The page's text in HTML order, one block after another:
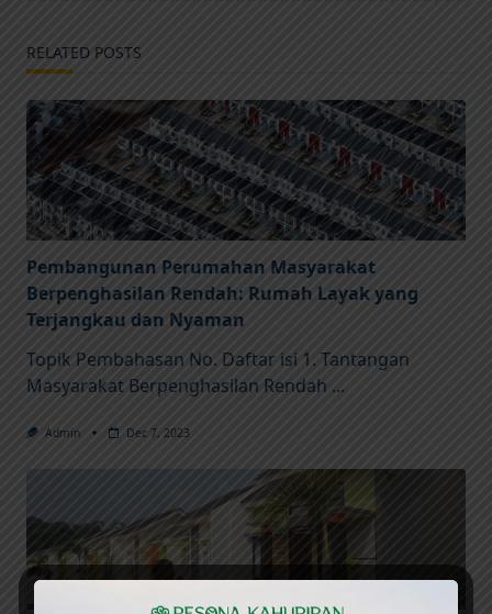
RELATED POSTS
Pembangunan Perumahan Masyarakat
Berpenghasilan Rendah: Rumah Layak yang
Terjangkau dan Nyaman
Topik Pembahasan No. Daftar isi 1. Tantangan
Masyarakat Berpenghasilan Rendah ...
Admin Dec 7, 2023